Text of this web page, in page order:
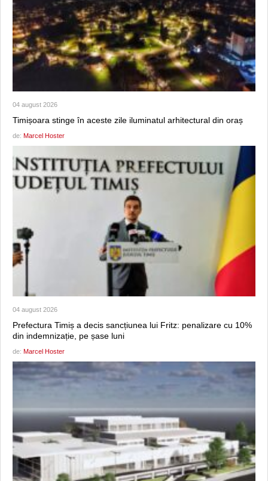
04 august 2026
Timișoara stinge în aceste zile iluminatul arhitectural din oraș
de: Marcel Hoster
04 august 2026
Prefectura Timiș a decis sancțiunea lui Fritz: penalizare cu 10%
din indemnizație, pe șase luni
de: Marcel Hoster